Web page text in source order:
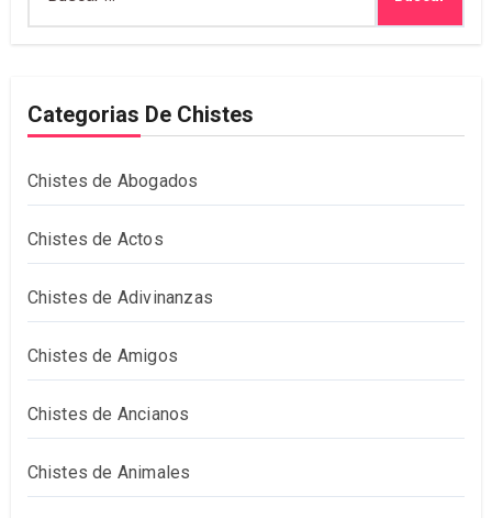
Categorias De Chistes
Chistes de Abogados
Chistes de Actos
Chistes de Adivinanzas
Chistes de Amigos
Chistes de Ancianos
Chistes de Animales